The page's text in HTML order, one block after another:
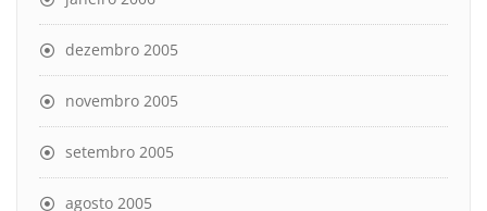
dezembro 2005
novembro 2005
setembro 2005
agosto 2005